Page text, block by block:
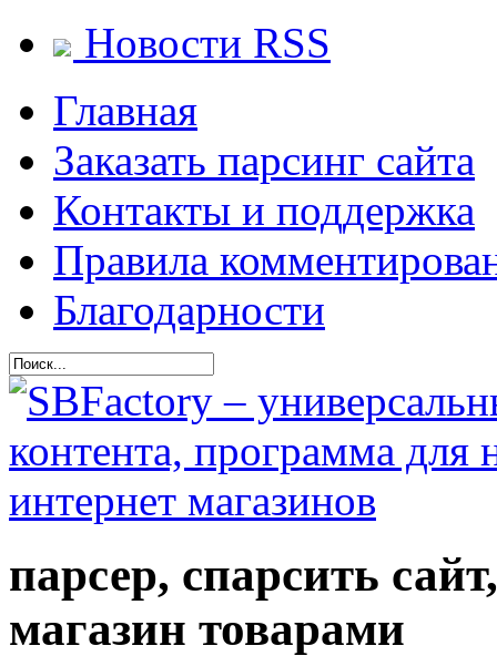
Новости RSS
Главная
Заказать парсинг сайта
Контакты и поддержка
Правила
Благодарности
парсер, спарсить
магазин товарами